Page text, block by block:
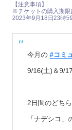
【注意事項】
※チケットの購入期限
2023年9月18日23時
今月の #コミ
9/16(土)＆9/
2日間のどち
「ナデシコ